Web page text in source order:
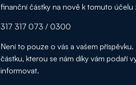
finanční částky na nově k tomuto
317 317 073 / 0300
Není to pouze o vás a vašem
částku, kterou se nám díky vám podaří
informovat.